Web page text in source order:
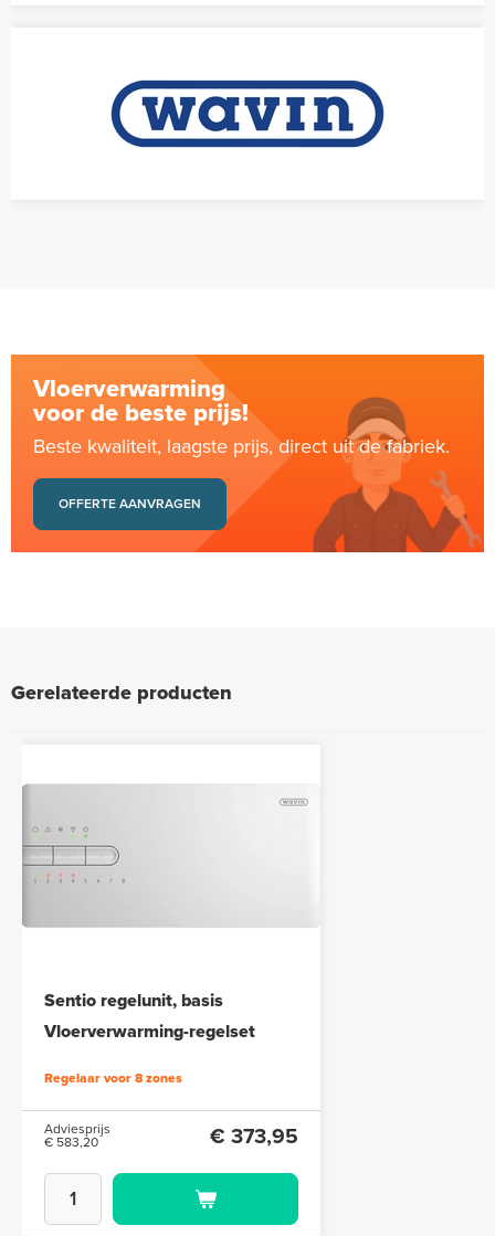
Vloerverwarming
voor de beste prijs!
Beste kwaliteit, laagste prijs, direct uit de fabriek.
OFFERTE AANVRAGEN
Gerelateerde producten
Sentio regelunit, basis
Vloerverwarming-regelset
Regelaar voor 8 zones
Adviesprijs
€ 583,20
€ 373,95